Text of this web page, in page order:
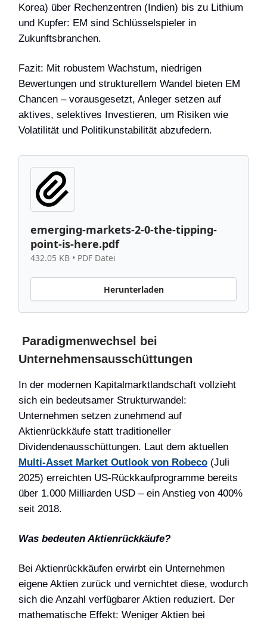
Korea) über Rechenzentren (Indien) bis zu Lithium
und Kupfer: EM sind Schlüsselspieler in
Zukunftsbranchen.
Fazit: Mit robustem Wachstum, niedrigen
Bewertungen und strukturellem Wandel bieten EM
Chancen – vorausgesetzt, Anleger setzen auf
aktives, selektives Investieren, um Risiken wie
Volatilität und Politikunstabilität abzufedern.
emerging-markets-2-0-the-tipping-
point-is-here.pdf
432.05 KB • PDF Datei
Herunterladen
Paradigmenwechsel bei
Unternehmensausschüttungen
In der modernen Kapitalmarktlandschaft vollzieht
sich ein bedeutsamer Strukturwandel:
Unternehmen setzen zunehmend auf
Aktienrückkäufe statt traditioneller
Dividendenausschüttungen. Laut dem aktuellen
Multi-Asset Market Outlook von Robeco (Juli
2025) erreichten US-Rückkaufprogramme bereits
über 1.000 Milliarden USD – ein Anstieg von 400%
seit 2018.
Was bedeuten Aktienrückkäufe?
Bei Aktienrückkäufen erwirbt ein Unternehmen
eigene Aktien zurück und vernichtet diese, wodurch
sich die Anzahl verfügbarer Aktien reduziert. Der
mathematische Effekt: Weniger Aktien bei